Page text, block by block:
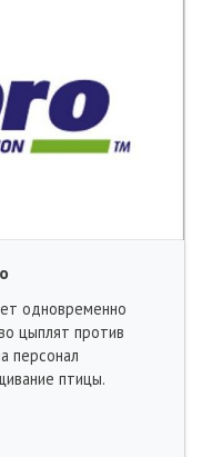
одновременно
цыплят против
персонал
птицы.